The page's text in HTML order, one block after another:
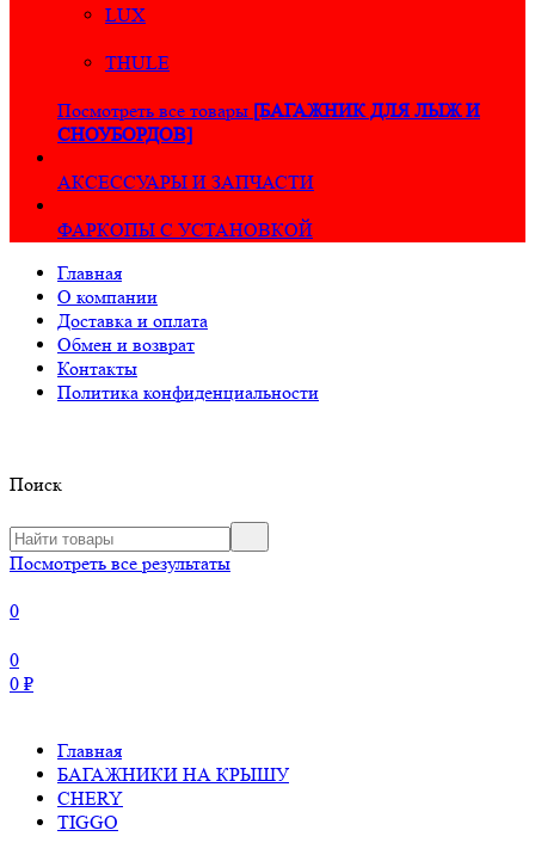
LUX
THULE
Посмотреть все товары [БАГАЖНИК ДЛЯ ЛЫЖ И
СНОУБОРДОВ]
АКСЕССУАРЫ И ЗАПЧАСТИ
ФАРКОПЫ С УСТАНОВКОЙ
Главная
О компании
Доставка и оплата
Обмен и возврат
Контакты
Политика конфиденциальности
Поиск
Посмотреть все результаты
0
0
0 ₽
Главная
БАГАЖНИКИ НА КРЫШУ
CHERY
TIGGO